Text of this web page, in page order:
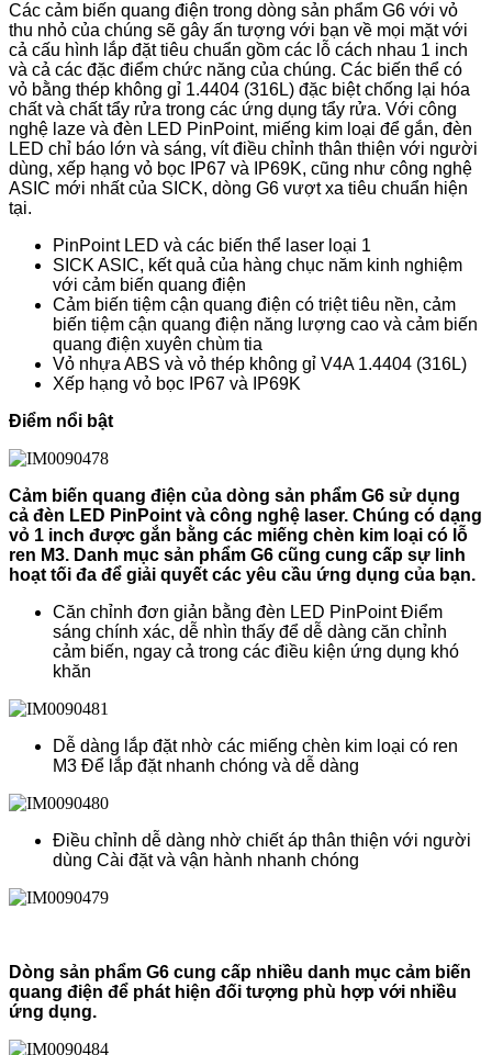
Các cảm biến quang điện trong dòng sản phẩm G6 với vỏ
thu nhỏ của chúng sẽ gây ấn tượng với bạn về mọi mặt với
cả cấu hình lắp đặt tiêu chuẩn gồm các lỗ cách nhau 1 inch
và cả các đặc điểm chức năng của chúng. Các biến thể có
vỏ bằng thép không gỉ 1.4404 (316L) đặc biệt chống lại hóa
chất và chất tẩy rửa trong các ứng dụng tẩy rửa. Với công
nghệ laze và đèn LED PinPoint, miếng kim loại để gắn, đèn
LED chỉ báo lớn và sáng, vít điều chỉnh thân thiện với người
dùng, xếp hạng vỏ bọc IP67 và IP69K, cũng như công nghệ
ASIC mới nhất của SICK, dòng G6 vượt xa tiêu chuẩn hiện
tại.
PinPoint LED và các biến thể laser loại 1
SICK ASIC, kết quả của hàng chục năm kinh nghiệm
với cảm biến quang điện
Cảm biến tiệm cận quang điện có triệt tiêu nền, cảm
biến tiệm cận quang điện năng lượng cao và cảm biến
quang điện xuyên chùm tia
Vỏ nhựa ABS và vỏ thép không gỉ V4A 1.4404 (316L)
Xếp hạng vỏ bọc IP67 và IP69K
Điểm nổi bật
Cảm biến quang điện của dòng sản phẩm G6 sử dụng
cả đèn LED PinPoint và công nghệ laser. Chúng có dạng
vỏ 1 inch được gắn bằng các miếng chèn kim loại có lỗ
ren M3. Danh mục sản phẩm G6 cũng cung cấp sự linh
hoạt tối đa để giải quyết các yêu cầu ứng dụng của bạn.
Căn chỉnh đơn giản bằng đèn LED PinPoint Điểm
sáng chính xác, dễ nhìn thấy để dễ dàng căn chỉnh
cảm biến, ngay cả trong các điều kiện ứng dụng khó
khăn
Dễ dàng lắp đặt nhờ các miếng chèn kim loại có ren
M3 Để lắp đặt nhanh chóng và dễ dàng
Điều chỉnh dễ dàng nhờ chiết áp thân thiện với người
dùng Cài đặt và vận hành nhanh chóng
Dòng sản phẩm G6 cung cấp nhiều danh mục cảm biến
quang điện để phát hiện đối tượng phù hợp với nhiều
ứng dụng.